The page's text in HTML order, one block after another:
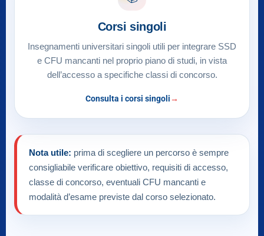
Corsi singoli
Insegnamenti universitari singoli utili per integrare SSD
e CFU mancanti nel proprio piano di studi, in vista
dell’accesso a specifiche classi di concorso.
Consulta i corsi singoli
Nota utile: prima di scegliere un percorso è sempre
consigliabile verificare obiettivo, requisiti di accesso,
classe di concorso, eventuali CFU mancanti e
modalità d’esame previste dal corso selezionato.